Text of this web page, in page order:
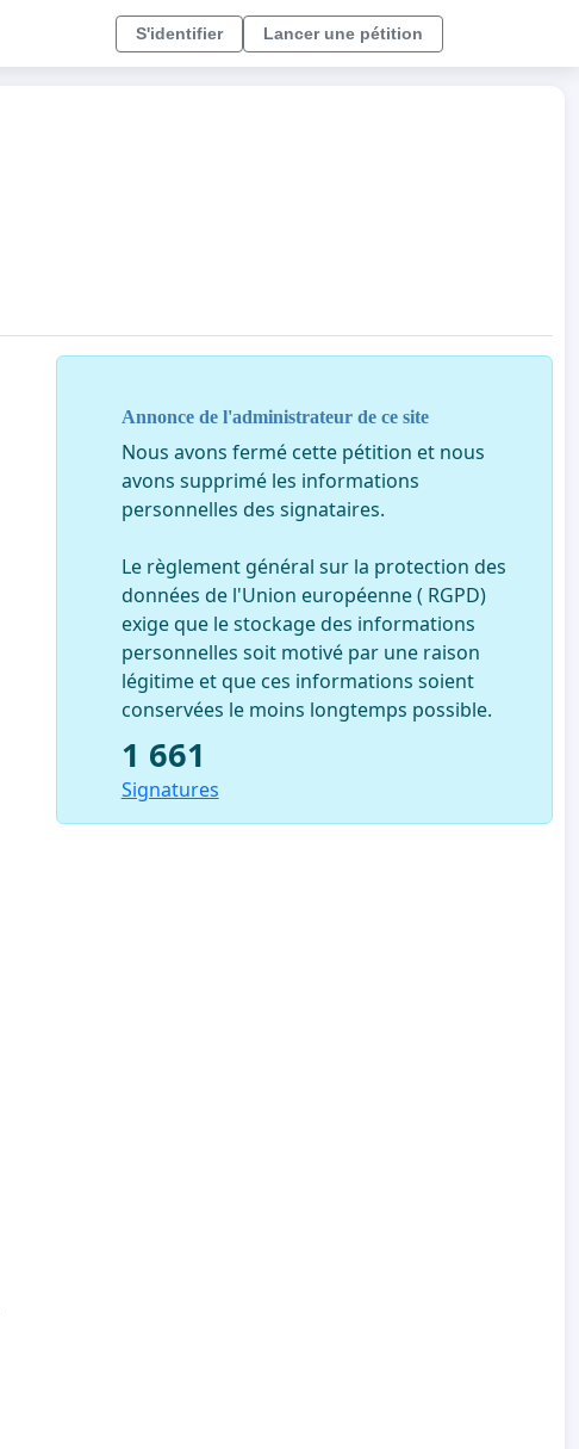
S'identifier Lancer une pétition
Annonce de l'administrateur de ce site
Nous avons fermé cette pétition et nous
avons supprimé les informations
personnelles des signataires.
Le règlement général sur la protection des
données de l'Union européenne ( RGPD)
exige que le stockage des informations
personnelles soit motivé par une raison
légitime et que ces informations soient
conservées le moins longtemps possible.
1 661
Signatures